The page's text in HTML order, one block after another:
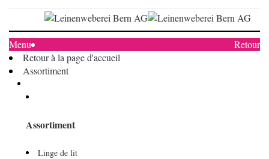
Menu
Retour
Retour à la page d'accueil
Assortiment
Assortiment
Linge de lit